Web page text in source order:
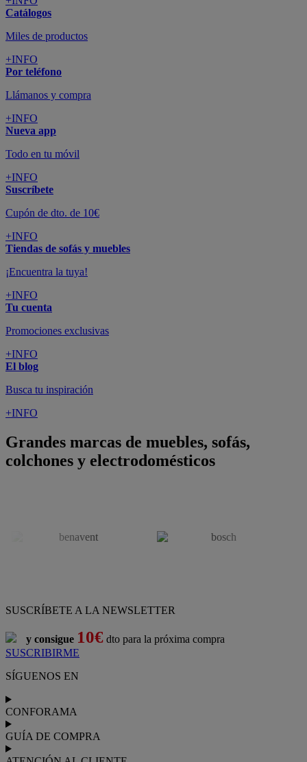
Catálogos
Miles de productos
+INFO
Por teléfono
Llámanos y compra
+INFO
Nueva app
Todo en tu móvil
+INFO
Suscríbete
Cupón de dto. de 10€
+INFO
Tiendas de sofás y muebles
¡Encuentra la tuya!
+INFO
Tu cuenta
Promociones exclusivas
+INFO
El blog
Busca tu inspiración
+INFO
Grandes marcas de muebles, sofás,
colchones y electrodomésticos
SUSCRÍBETE A LA NEWSLETTER
y consigue 10€ dto para la próxima compra
SUSCRIBIRME
SÍGUENOS EN
CONFORAMA
GUÍA DE COMPRA